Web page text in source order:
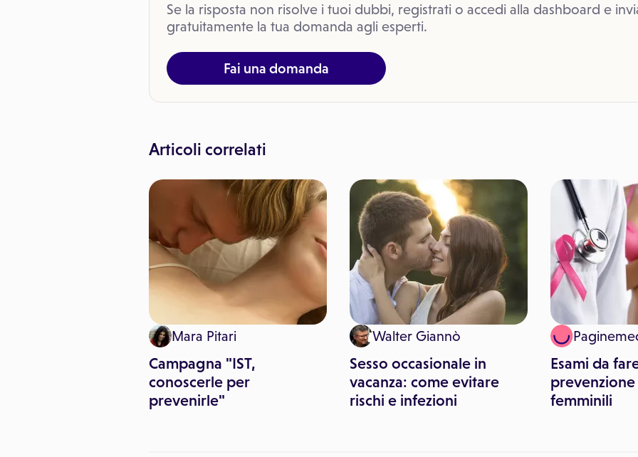
Se la risposta non risolve i tuoi dubbi, registrati o accedi alla dashboard e
gratuitamente la tua domanda agli esperti.
Fai una domanda
Articoli correlati
Mara Pitari
Campagna "IST,
conoscerle per
prevenirle"
Walter Giannò
Sesso occasionale in
vacanza: come evitare
rischi e infezioni
Esami da
femminili